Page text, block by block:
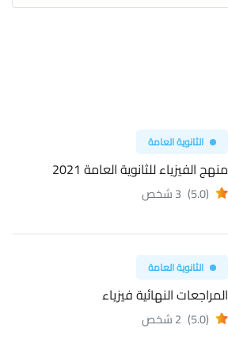
الثانوية العامة
منهج الفيزياء للثانوية العامة 2021
(5.0) 3 شخص
الثانوية العامة
المراجعات النهائية فيزياء
(5.0) 2 شخص